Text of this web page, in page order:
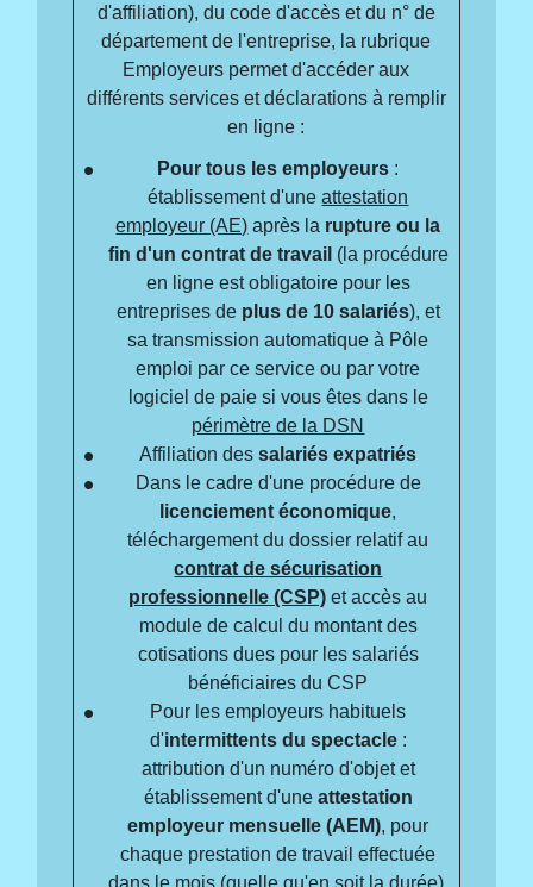
d'affiliation), du code d'accès et du n° de
département de l'entreprise, la rubrique
Employeurs permet d'accéder aux
différents services et déclarations à remplir
en ligne :
Pour tous les employeurs :
établissement d'uneattestation
employeur (AE) après la rupture ou la
fin d'un contrat de travail (la procédure
en ligne est obligatoire pour les
entreprises de plus de 10 salariés), et
sa transmission automatique à Pôle
emploi par ce service ou par votre
logiciel de paie si vous êtes dans le
périmètre de la DSN
Affiliation dessalariés expatriés
Dans le cadre d'une procédure de
licenciement économique,
téléchargement du dossier relatif au
contrat de sécurisation
professionnelle (CSP) et accès au
module de calcul du montant des
cotisations dues pour les salariés
bénéficiaires du CSP
Pour les employeurs habituels
d'intermittents du spectacle:
attribution d'un numéro d'objet et
établissement d'une attestation
employeur mensuelle (AEM), pour
chaque prestation de travail effectuée
dans le mois (quelle qu'en soit la durée).